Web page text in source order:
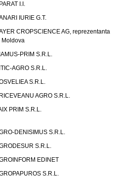
I.I.
IURIE G.T.
CROPSCIENCE AG, reprezentanta
Moldova
PRIM S.R.L.
AGRO S.R.L.
S.R.L.
AGRO S.R.L.
PRIM S.R.L.
DENISIMUS S.R.L.
S.R.L.
EDINET
S.R.L.